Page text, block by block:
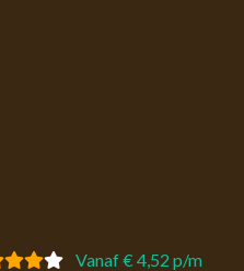
Vanaf € 4,52 p/m